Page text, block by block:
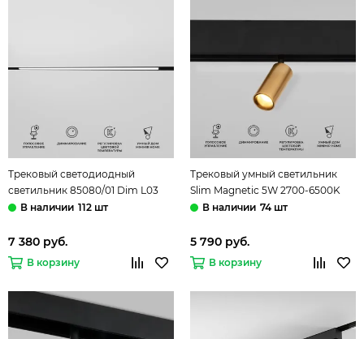
Трековый светодиодный
светильник 85080/01 Dim L03
черный Slim Magnetic
112 шт
7 380 руб.
В корзину
Трековый умный светильник
Slim Magnetic 5W 2700-6500K
Dim Cantors латунь 85071/01
74 шт
5 790 руб.
В корзину